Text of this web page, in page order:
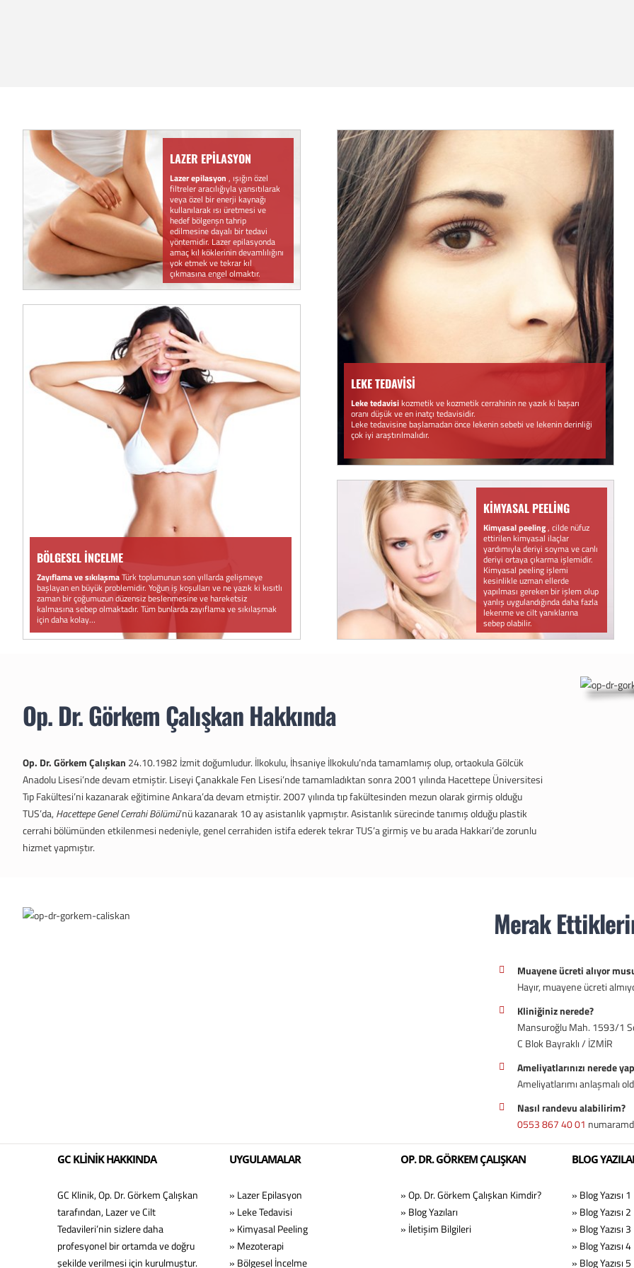
LAZER EPİLASYON
Lazer epilasyon , ışığın özel
filtreler aracılığıyla yansıtılarak
veya özel bir enerji kaynağı
kullanılarak ısı üretmesi ve
hedef bölgenşn tahrip
edilmesine dayalı bir tedavi
yöntemidir. Lazer epilasyonda
amaç kıl köklerinin devamlılığını
yok etmek ve tekrar kıl
çıkmasına engel olmaktır.
BÖLGESEL İNCELME
Zayıflama ve sıkılaşmaTürk toplumunun son yıllarda gelişmeye
başlayan en büyük problemidir. Yoğun iş koşulları ve ne yazık ki kısıtlı
zaman bir çoğumuzun düzensiz beslenmesine ve hareketsiz
kalmasına sebep olmaktadır. Tüm bunlarda zayıflama ve sıkılaşmak
için daha kolay…
LEKE TEDAVİSİ
Leke tedavisikozmetik ve kozmetik cerrahinin ne yazık ki başarı
oranı düşük ve en inatçı tedavisidir.
Leke tedavisine başlamadan önce lekenin sebebi ve lekenin derinliği
çok iyi araştırılmalıdır.
KİMYASAL PEELİNG
Kimyasal peeling, cilde nüfuz
ettirilen kimyasal ilaçlar
yardımıyla deriyi soyma ve canlı
deriyi ortaya çıkarma işlemidir.
Kimyasal peeling işlemi
kesinlikle uzman ellerde
yapılması gereken bir işlem olup
yanlış uygulandığında daha fazla
lekenme ve cilt yanıklarına
sebep olabilir.
Op. Dr. Görkem ÇalışkanHakkında
Op. Dr. Görkem Çalışkan 24.10.1982 İzmit doğumludur. İlkokulu, İhsaniye İlkokulu’nda tamamlamış olup, ortaokula Gölcük
Anadolu Lisesi’nde devam etmiştir. Liseyi Çanakkale Fen Lisesi’nde tamamladıktan sonra 2001 yılında Hacettepe Üniversitesi
Tıp Fakültesi’ni kazanarak eğitimine Ankara’da devam etmiştir. 2007 yılında tıp fakültesinden mezun olarak girmiş olduğu
TUS’da, Hacettepe Genel Cerrahi Bölümü’nü kazanarak 10 ay asistanlık yapmıştır. Asistanlık sürecinde tanımış olduğu plastik
cerrahi bölümünden etkilenmesi nedeniyle, genel cerrahiden istifa ederek tekrar TUS’a girmiş ve bu arada Hakkari’de zorunlu
hizmet yapmıştır.
Merak
Muayene ücreti alıyor
Hayır, muayene ücreti
Kliniğiniz nerede?
Mansuroğlu Mah. 1593/1
C Blok Bayraklı / İZMİR
Ameliyatlarınızı nerede
Ameliyatlarımı anlaşmalı
Nasıl randevu alabilirim?
0553 867 40 01
GC KLİNİK HAKKINDA
GC Klinik, Op. Dr. Görkem Çalışkan
tarafından, Lazer ve Cilt
Tedavileri’nin sizlere daha
profesyonel bir ortamda ve doğru
şekilde verilmesi için kurulmuştur.
UYGULAMALAR
» Lazer Epilasyon
» Leke Tedavisi
» Kimyasal Peeling
» Mezoterapi
» Bölgesel İncelme
OP. DR. GÖRKEM ÇALIŞKAN
» Op. Dr. Görkem Çalışkan Kimdir?
» Blog Yazıları
» İletişim Bilgileri
BLOG
» Blog Yazısı 1
» Blog Yazısı 2
» Blog Yazısı 3
» Blog Yazısı 4
» Blog Yazısı 5